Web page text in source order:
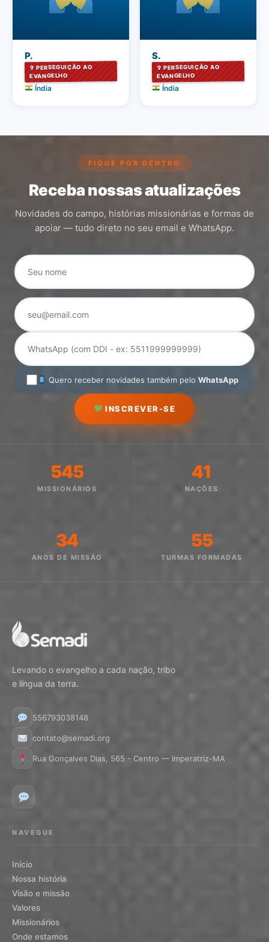
P.
✞ PERSEGUIÇÃO AO
EVANGELHO
Índia
S.
✞ PERSEGUIÇÃO AO
EVANGELHO
Índia
FIQUE POR DENTRO
Receba nossas atualizações
Novidades do campo, histórias missionárias e formas de
apoiar — tudo direto no seu email e WhatsApp.
Quero receber novidades também pelo WhatsApp
INSCREVER-SE
545
MISSIONÁRIOS
41
NAÇÕES
34
ANOS DE MISSÃO
55
TURMAS FORMADAS
Levando o evangelho a cada nação, tribo
e língua da terra.
556793038148
contato@semadi.org
Rua Gonçalves Dias, 565 - Centro — Imperatriz-MA
NAVEGUE
Início
Nossa história
Visão e missão
Valores
Missionários
Onde estamos